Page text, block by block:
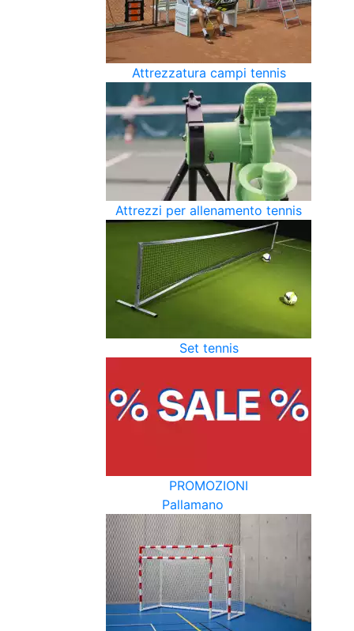
Attrezzatura campi tennis
Attrezzi per allenamento tennis
Set tennis
PROMOZIONI
Pallamano